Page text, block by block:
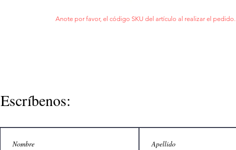
Anote por favor, el código SKU del artículo al realizar el pedido.
Escríbenos: